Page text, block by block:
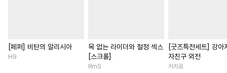
[페퍼] 비탄의 알리시아
H9
목 없는 라이더와 절정 섹스
[스크롤]
RmS
[굿즈특전세트] 강아
자친구 외전
카지로